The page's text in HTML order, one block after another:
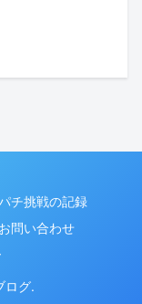
チ挑戦の記録
お問い合わせ
ログ.